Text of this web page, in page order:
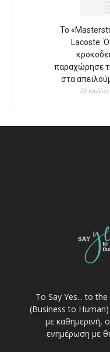
Το
Lacoste:
παραχώρησε
στα
23
Το Say Yes... to
(Business to
με καθημερινή,
ενημέρωση με